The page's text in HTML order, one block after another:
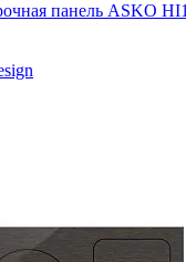
панель ASKO